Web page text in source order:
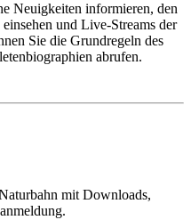
Neuigkeiten informieren, den
und Live-Streams der
Sie die Grundregeln des
abrufen.
mit Downloads,